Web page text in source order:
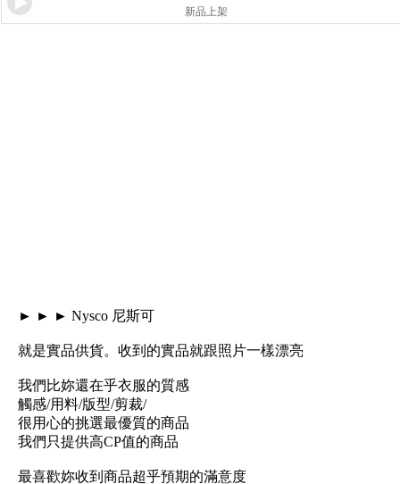
新品上架